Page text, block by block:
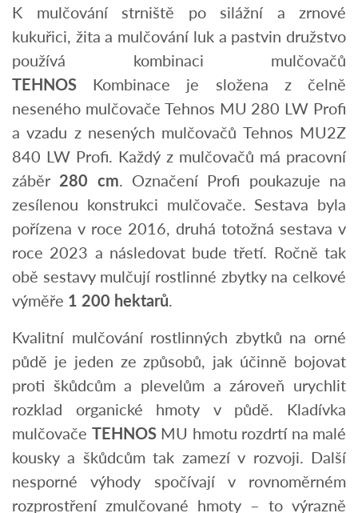
K mulčování strniště po silážní a zrnové
kukuřici, žita a mulčování luk a pastvin družstvo
používá kombinaci mulčovačů
TEHNOS Kombinace je složena z čelně
neseného mulčovače Tehnos MU 280 LW Profi
a vzadu z nesených mulčovačů Tehnos MU2Z
840 LW Profi. Každý z mulčovačů má pracovní
záběr280 cm. Označení Profi poukazuje na
zesílenou konstrukci mulčovače. Sestava byla
pořízena v roce 2016, druhá totožná sestava v
roce 2023 a následovat bude třetí. Ročně tak
obě sestavy mulčují rostlinné zbytky na celkové
výměře 1 200 hektarů.
Kvalitní mulčování rostlinných zbytků na orné
půdě je jeden ze způsobů, jak účinně bojovat
proti škůdcům a plevelům a zároveň urychlit
rozklad organické hmoty v půdě. Kladívka
mulčovače TEHNOSMU hmotu rozdrtí na malé
kousky a škůdcům tak zamezí v rozvoji. Další
nesporné výhody spočívají v rovnoměrném
rozprostření zmulčované hmoty – to výrazně